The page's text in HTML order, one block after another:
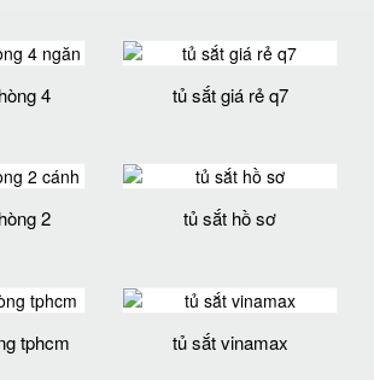
4
tủ sắt giá rẻ q7
2
tủ sắt hồ sơ
tphcm tủ sắt vinamax